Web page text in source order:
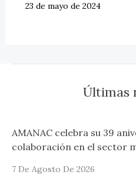
23 de mayo de 2024
Últimas
AMANAC celebra su 39
colaboración en el sector
7 De Agosto De 2026